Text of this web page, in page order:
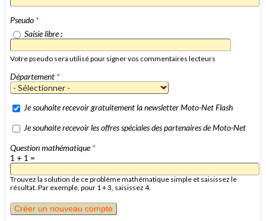
Pseudo *
Saisie libre :
Votre pseudo sera utilisé pour signer vos commentaires lecteurs
Département *
Je souhaite recevoir gratuitement la newsletter Moto-Net Flash
Je souhaite recevoir les offres spéciales des partenaires de Moto-Net
Question mathématique*
1 + 1 =
Trouvez la solution de ce problème mathématique simple et saisissez le
résultat. Par exemple, pour 1 + 3, saisissez 4.